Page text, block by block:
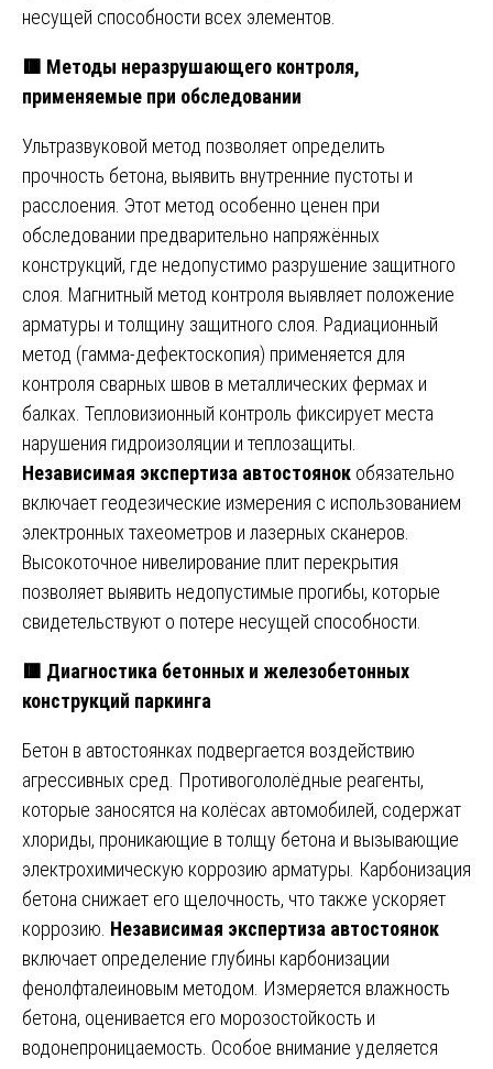
несущей способности всех элементов.
🟥 Методы неразрушающего контроля,
применяемые при обследовании
Ультразвуковой метод позволяет определить
прочность бетона, выявить внутренние пустоты и
расслоения. Этот метод особенно ценен при
обследовании предварительно напряжённых
конструкций, где недопустимо разрушение защитного
слоя. Магнитный метод контроля выявляет положение
арматуры и толщину защитного слоя. Радиационный
метод (гамма-дефектоскопия) применяется для
контроля сварных швов в металлических фермах и
балках. Тепловизионный контроль фиксирует места
нарушения гидроизоляции и теплозащиты.
Независимая экспертиза автостоянок обязательно
включает геодезические измерения с использованием
электронных тахеометров и лазерных сканеров.
Высокоточное нивелирование плит перекрытия
позволяет выявить недопустимые прогибы, которые
свидетельствуют о потере несущей способности.
🟥 Диагностика бетонных и железобетонных
конструкций паркинга
Бетон в автостоянках подвергается воздействию
агрессивных сред. Противогололёдные реагенты,
которые заносятся на колёсах автомобилей, содержат
хлориды, проникающие в толщу бетона и вызывающие
электрохимическую коррозию арматуры. Карбонизация
бетона снижает его щелочность, что также ускоряет
коррозию. Независимая экспертиза автостоянок
включает определение глубины карбонизации
фенолфталеиновым методом. Измеряется влажность
бетона, оценивается его морозостойкость и
водонепроницаемость. Особое внимание уделяется